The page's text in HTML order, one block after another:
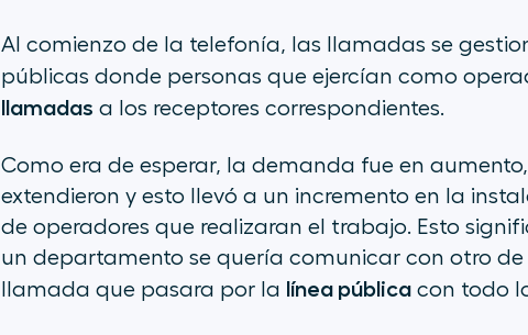
Al comienzo de la telefonía, las llamadas se
públicas donde personas que ejercían como
llamadas a los receptores correspondientes.
Como era de esperar, la demanda fue en
extendieron y esto llevó a un incremento en la
de operadores que realizaran el trabajo. Esto
un departamento se quería comunicar con otro
llamada que pasara por la línea públicacon todo